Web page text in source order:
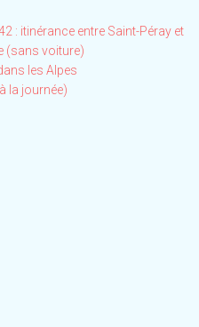
: itinérance entre Saint-Péray et
(sans voiture)
les Alpes
la journée)